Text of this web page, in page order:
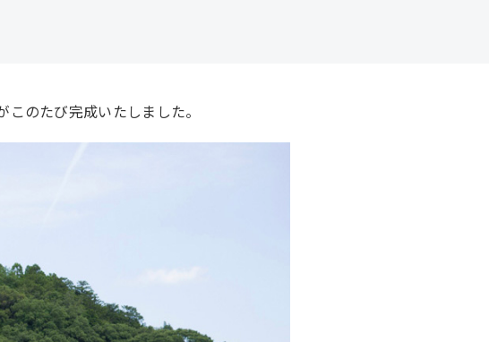
のたび完成いたしました。